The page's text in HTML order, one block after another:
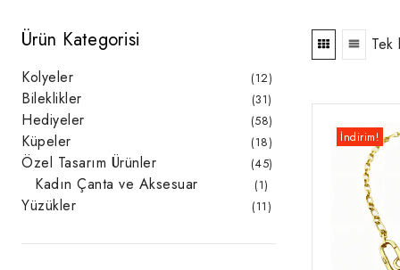
İndirim!
Ürün Kategorisi
Kolyeler 1212
ürün
Bileklikler 3131
ürün
Hediyeler 5858
ürün
Küpeler 1818
ürün
Özel Tasarım Ürünler 4545
Kadın Çanta ve Aksesuar 11
ürün
Yüzükler 1111